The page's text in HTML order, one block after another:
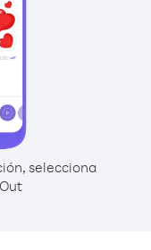
selecciona